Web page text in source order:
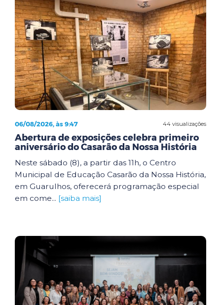
44 visualizações
06/08/2026, às 9:47
Abertura de exposições celebra primeiro
aniversário do Casarão da Nossa História
Neste sábado (8), a partir das 11h, o Centro
Municipal de Educação Casarão da Nossa História,
em Guarulhos, oferecerá programação especial
em come... [saiba mais]